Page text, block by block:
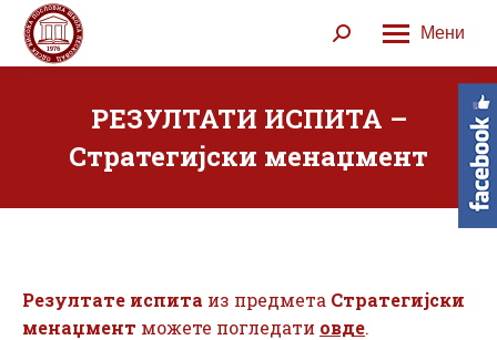
Мени
Search:
РЕЗУЛТАТИ ИСПИТА –
Стратегијски менаџмент
Резултате испита из предмета Стратегијски
менаџмент можете погледати овде.